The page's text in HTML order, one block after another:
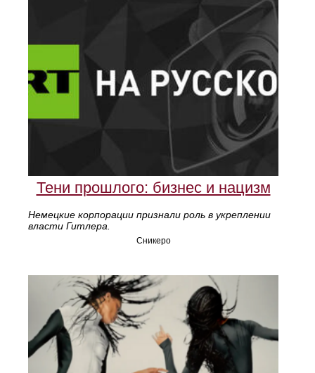
Тени прошлого: бизнес и нацизм
Немецкие корпорации признали роль в укреплении
власти Гитлера.
Сникеро